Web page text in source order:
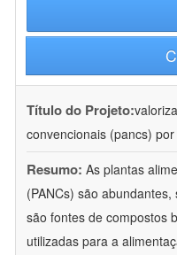
Título do Projeto:
convencionais (pancs)
Resumo: As plantas
(PANCs) são
são fontes de compostos
utilizadas para a